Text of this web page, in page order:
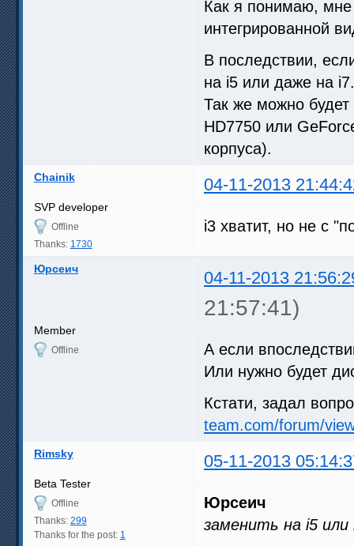
Как я понимаю, мне
интегрированной
В последствии,
на i5 или даже на i7.
Так же можно будет
HD7750 или
корпуса).
Chainik 04-11-2013
SVP developer
Offline
Thanks: 1730
i3 хватит, но не с
Юрсеич 04-11-2013
21:57:41)
Member
Offline
А если
Или нужно будет
Кстати, задал
team.com/forum/
Rimsky 05-11-2013
Beta Tester
Offline
Thanks: 299
Thanks for the post: 1
Юрсеич
заменить на i5